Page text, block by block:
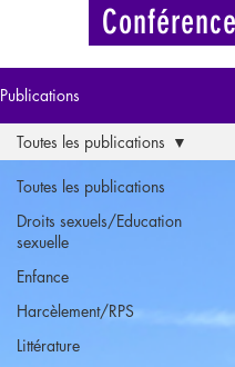
Publications
Toutes les publications
Droits sexuels/Education
sexuelle
Enfance
Harcèlement/RPS
Littérature
Toutes les publications